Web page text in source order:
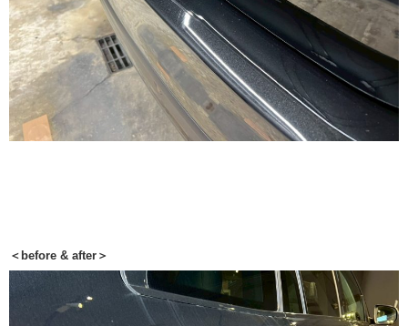
＜before & after＞